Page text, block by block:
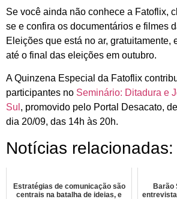
Se você ainda não conhece a Fatoflix,
se e confira os documentários e filmes
Eleições que está no ar, gratuitamente,
até o final das eleições em outubro.
A Quinzena Especial da Fatoflix
participantes no Seminário: Ditadura e
Sul , promovido pelo Portal Desacato,
dia 20/09, das 14h às 20h.
Notícias relacionadas:
Estratégias de comunicação são
centrais na batalha de ideias, e
Barão